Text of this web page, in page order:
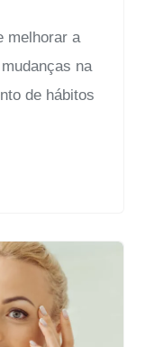
melhorar a
na
de hábitos